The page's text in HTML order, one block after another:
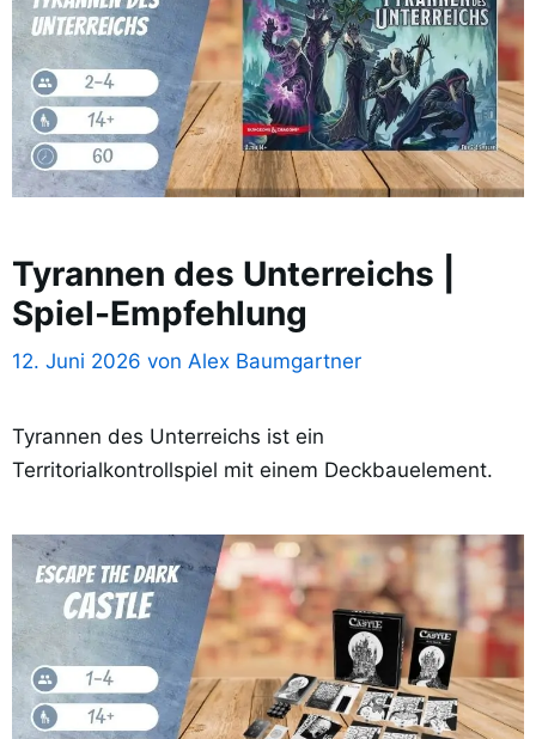
Tyrannen des Unterreichs |
Spiel-Empfehlung
12. Juni 2026 von Alex Baumgartner
Tyrannen des Unterreichs ist ein
Territorialkontrollspiel mit einem Deckbauelement.